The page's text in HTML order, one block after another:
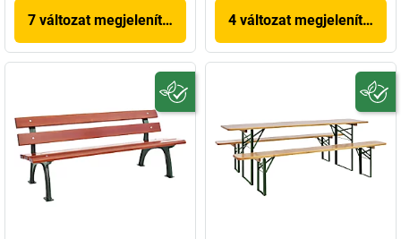
7 változat megjelenítése 4 változat megjelenítése